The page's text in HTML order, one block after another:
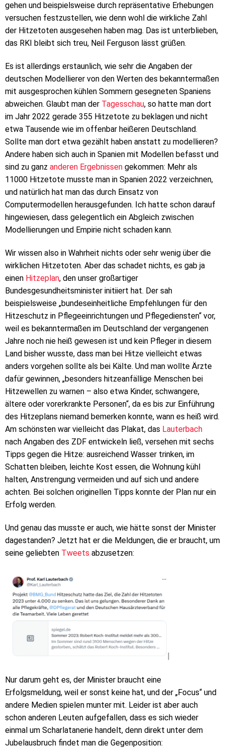
gehen und beispielsweise durch repräsentative Erhebungen
versuchen festzustellen, wie denn wohl die wirkliche Zahl
der Hitzetoten ausgesehen haben mag. Das ist unterblieben,
das RKI bleibt sich treu, Neil Ferguson lässt grüßen.
Es ist allerdings erstaunlich, wie sehr die Angaben der
deutschen Modellierer von den Werten des bekanntermaßen
mit ausgesprochen kühlen Sommern gesegneten Spaniens
abweichen. Glaubt man der Tagesschau, so hatte man dort
im Jahr 2022 gerade 355 Hitzetote zu beklagen und nicht
etwa Tausende wie im offenbar heißeren Deutschland.
Sollte man dort etwa gezählt haben anstatt zu modellieren?
Andere haben sich auch in Spanien mit Modellen befasst und
sind zu ganz anderen Ergebnissen gekommen: Mehr als
11000 Hitzetote musste man in Spanien 2022 verzeichnen,
und natürlich hat man das durch Einsatz von
Computermodellen herausgefunden. Ich hatte schon darauf
hingewiesen, dass gelegentlich ein Abgleich zwischen
Modellierungen und Empirie nicht schaden kann.
Wir wissen also in Wahrheit nichts oder sehr wenig über die
wirklichen Hitzetoten. Aber das schadet nichts, es gab ja
einen Hitzeplan, den unser großartiger
Bundesgesundheitsminister initiiert hat. Der sah
beispielsweise „bundeseinheitliche Empfehlungen für den
Hitzeschutz in Pflegeeinrichtungen und Pflegediensten“ vor,
weil es bekanntermaßen im Deutschland der vergangenen
Jahre noch nie heiß gewesen ist und kein Pfleger in diesem
Land bisher wusste, dass man bei Hitze vielleicht etwas
anders vorgehen sollte als bei Kälte. Und man wollte Ärzte
dafür gewinnen, „besonders hitzeanfällige Menschen bei
Hitzewellen zu warnen – also etwa Kinder, schwangere,
ältere oder vorerkrankte Personen“, da es bis zur Einführung
des Hitzeplans niemand bemerken konnte, wann es heiß wird.
Am schönsten war vielleicht das Plakat, das Lauterbach
nach Angaben des ZDF entwickeln ließ, versehen mit sechs
Tipps gegen die Hitze: ausreichend Wasser trinken, im
Schatten bleiben, leichte Kost essen, die Wohnung kühl
halten, Anstrengung vermeiden und auf sich und andere
achten. Bei solchen originellen Tipps konnte der Plan nur ein
Erfolg werden.
Und genau das musste er auch, wie hätte sonst der Minister
dagestanden? Jetzt hat er die Meldungen, die er braucht, um
seine geliebten Tweets abzusetzen:
Nur darum geht es, der Minister braucht eine
Erfolgsmeldung, weil er sonst keine hat, und der „Focus“ und
andere Medien spielen munter mit. Leider ist aber auch
schon anderen Leuten aufgefallen, dass es sich wieder
einmal um Scharlatanerie handelt, denn direkt unter dem
Jubelausbruch findet man die Gegenposition: